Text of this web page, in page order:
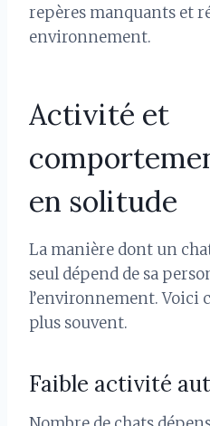
repères manquants et
environnement.
Activité et
en solitude
La manière dont un
seul dépend de sa
l’environnement. Voici
plus souvent.
Faible activité